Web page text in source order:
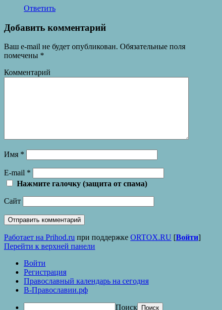
Ответить
Добавить комментарий
Ваш e-mail не будет опубликован. Обязательные поля
помечены *
Комментарий
Имя *
E-mail *
Нажмите галочку (защита от спама)
Сайт
Работает на Prihod.ru при поддержке ORTOX.RU [Войти]
Перейти к верхней панели
Войти
Регистрация
Православный календарь на сегодня
В-Православии.рф
Поиск